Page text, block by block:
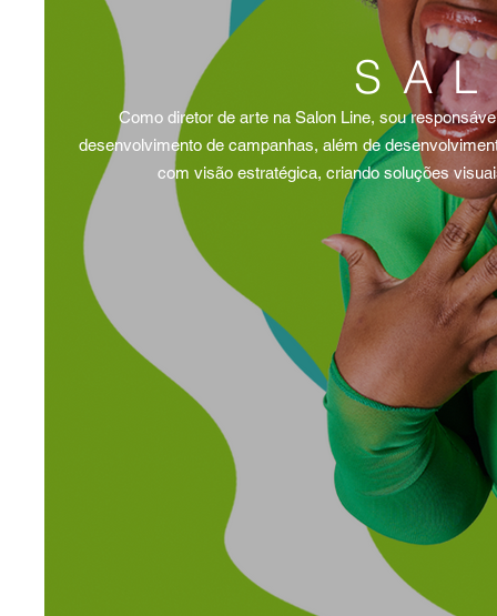
Como diretor de arte na Salon Line, sou
desenvolvimento de campanhas, além de
com visão estratégica, criando soluções